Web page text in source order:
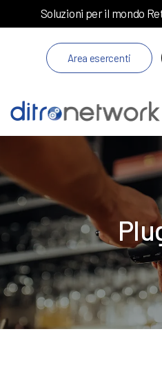
Soluzioni per il mondo
Area esercenti